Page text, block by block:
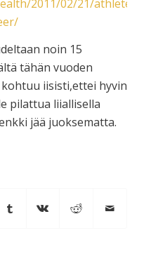
2011/02/21/athletes-
noin 15
tähän vuoden
iisisti,ettei hyvin
pilattua liiallisella
jää juoksematta.